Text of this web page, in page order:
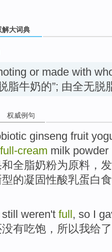
解大词典
or made with
脂牛奶的”; 由全无脱
权威例句
ginseng fruit
full-cream milk
和全脂奶粉为原料，
的凝固性酸乳蛋白
still weren't full, so I
没有吃饱 ， 所以我给了